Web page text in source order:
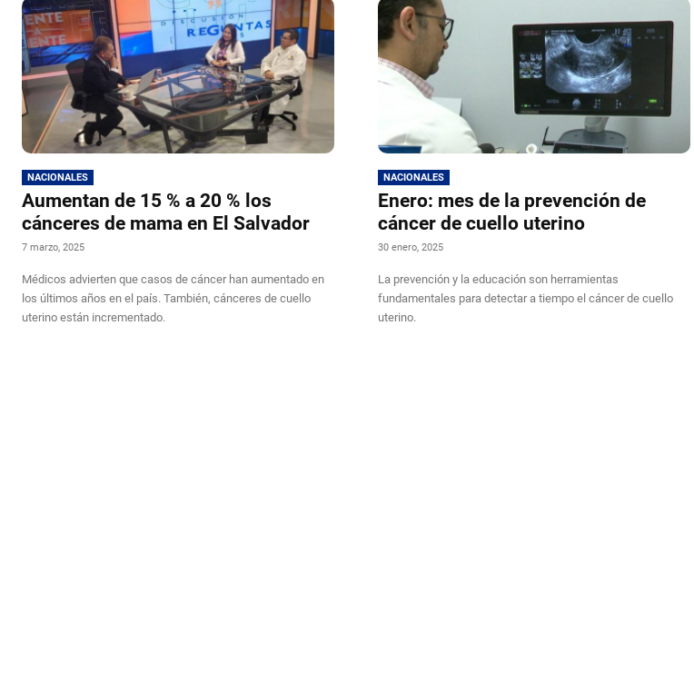
NACIONALES
Aumentan de 15 % a 20 % los
cánceres de mama en El Salvador
7 marzo, 2025
Médicos advierten que casos de cáncer han aumentado en
los últimos años en el país. También, cánceres de cuello
uterino están incrementado.
NACIONALES
Enero: mes de la prevención de
cáncer de cuello uterino
30 enero, 2025
La prevención y la educación son herramientas
fundamentales para detectar a tiempo el cáncer de cuello
uterino.